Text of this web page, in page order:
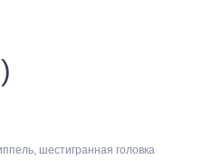
шестигранная головка